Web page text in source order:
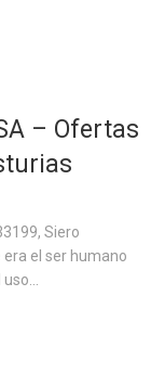
– Ofertas
Siero
el ser humano